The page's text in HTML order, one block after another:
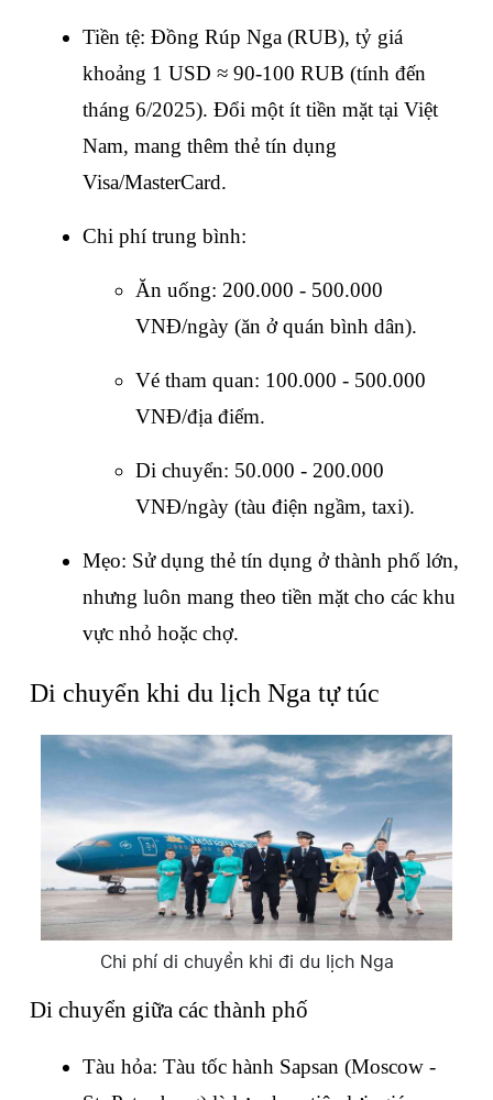
Tiền tệ: Đồng Rúp Nga (RUB), tỷ giá
khoảng 1 USD ≈ 90-100 RUB (tính đến
tháng 6/2025). Đổi một ít tiền mặt tại Việt
Nam, mang thêm thẻ tín dụng
Visa/MasterCard.
Chi phí trung bình:
Ăn uống: 200.000 - 500.000
VNĐ/ngày (ăn ở quán bình dân).
Vé tham quan: 100.000 - 500.000
VNĐ/địa điểm.
Di chuyển: 50.000 - 200.000
VNĐ/ngày (tàu điện ngầm, taxi).
Mẹo: Sử dụng thẻ tín dụng ở thành phố lớn,
nhưng luôn mang theo tiền mặt cho các khu
vực nhỏ hoặc chợ.
Di chuyển khi du lịch Nga tự túc
Chi phí di chuyển khi đi du lịch Nga
Di chuyển giữa các thành phố
Tàu hỏa: Tàu tốc hành Sapsan (Moscow -